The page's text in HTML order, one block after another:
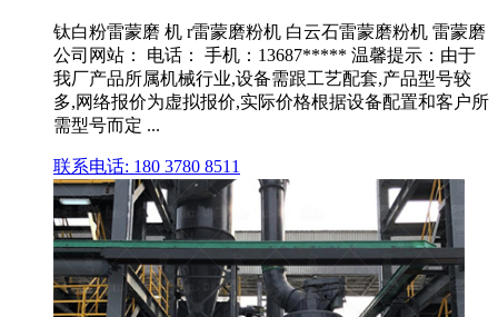
钛白粉雷蒙磨 机 r雷蒙磨粉机 白云石雷蒙磨粉机 雷蒙磨
公司网站： 电话： 手机：13687***** 温馨提示：由于
我厂产品所属机械行业,设备需跟工艺配套,产品型号较
多,网络报价为虚拟报价,实际价格根据设备配置和客户所
需型号而定 ...
联系电话: 180 3780 8511